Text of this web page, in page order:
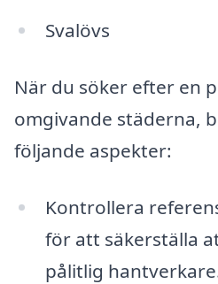
Svalövs
När du söker efter en
omgivande städerna,
följande aspekter:
Kontrollera
för att säkerställa
pålitlig